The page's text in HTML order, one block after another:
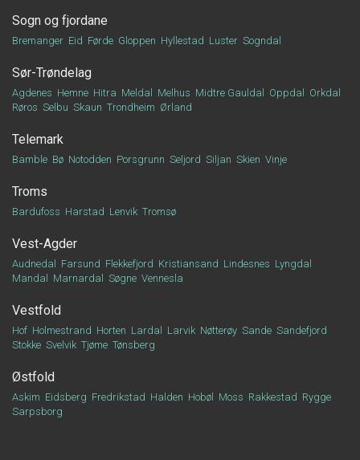
Sogn og fjordane
Bremanger Eid Førde Gloppen Hyllestad Luster Sogndal
Sør-Trøndelag
Agdenes Hemne Hitra Meldal Melhus Midtre Gauldal Oppdal
Orkdal
Røros Selbu Skaun Trondheim Ørland
Telemark
Bamble Bø Notodden Porsgrunn Seljord Siljan Skien Vinje
Troms
Bardufoss Harstad Lenvik Tromsø
Vest-Agder
Audnedal Farsund Flekkefjord Kristiansand Lindesnes Lyngdal
Mandal
Marnardal Søgne Vennesla
Vestfold
Hof Holmestrand Horten Lardal Larvik Nøtterøy Sande Sandefjord
Stokke Svelvik Tjøme Tønsberg
Østfold
Askim Eidsberg Fredrikstad Halden Hobøl Moss Rakkestad Rygge
Sarpsborg